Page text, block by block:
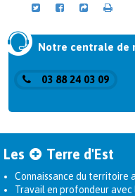
Notre centrale de
03 88 24 03 09
Les Terre d'Est
Connaissance du territoire
Travail en profondeur